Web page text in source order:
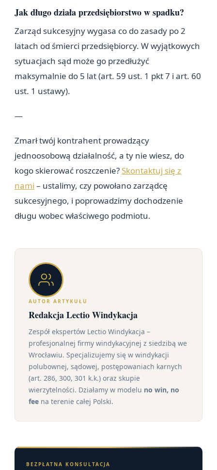
Jak długo działa przedsiębiorstwo w spadku?
Zarząd sukcesyjny wygasa co do zasady po 2
latach od śmierci przedsiębiorcy. W wyjątkowych
sytuacjach sąd może go przedłużyć
maksymalnie do 5 lat (art. 59 ust. 1 pkt 7 i art. 60
ust. 1 ustawy).
—
Zmarł twój kontrahent prowadzący
jednoosobową działalność, a ty nie wiesz, do
kogo skierować roszczenie? Skontaktuj się z
nami – ustalimy, czy powołano zarządcę
sukcesyjnego, i poprowadzimy dochodzenie
długu wobec właściwego podmiotu.
AUTOR ARTYKUŁU
Redakcja Lectio Windykacja
Zespół ekspertów Lectio Windykacja –
profesjonalnej firmy windykacyjnej z siedzibą we
Wrocławiu. Specjalizujemy się w windykacji
polubownej, sądowej, postępowaniach karnych
(art. 286, 300, 301 k.k.) oraz skupie
wierzytelności. Działamy w modelu no win, no
fee na terenie całej Polski.
BEZPŁATNA KONSULTACJA